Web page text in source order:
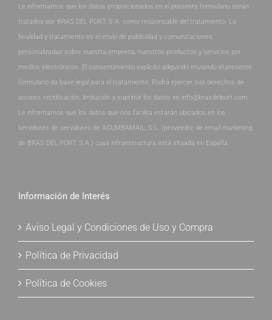
Le informamos que los datos proporcionados en el presente formulario serán
tratados por BRAS DEL PORT, S.A. como responsable del tratamiento. La
finalidad y tratamiento es el envío de publicidad y comunicaciones
personalizadas sobre nuestra empresa, nuestros productos y servicios por
medios electrónicos. El consentimiento explícito adquirido enviando el presente
formulario da base legal para el tratamiento. Podrá ejercer sus derechos de
acceso, rectificación, limitación y suprimir los datos en info@brasdelport.com.
Le informamos que los datos que nos facilita estarán ubicados en los
servidores de servidores de ACUMBAMAIL, S.L. (proveedor de email marketing
de BRAS DEL PORT, S.A.) cuya infraestructura está situada en España.
Información de Interés
Aviso Legal y Condiciones de Uso y Compra
Política de Privacidad
Política de Cookies